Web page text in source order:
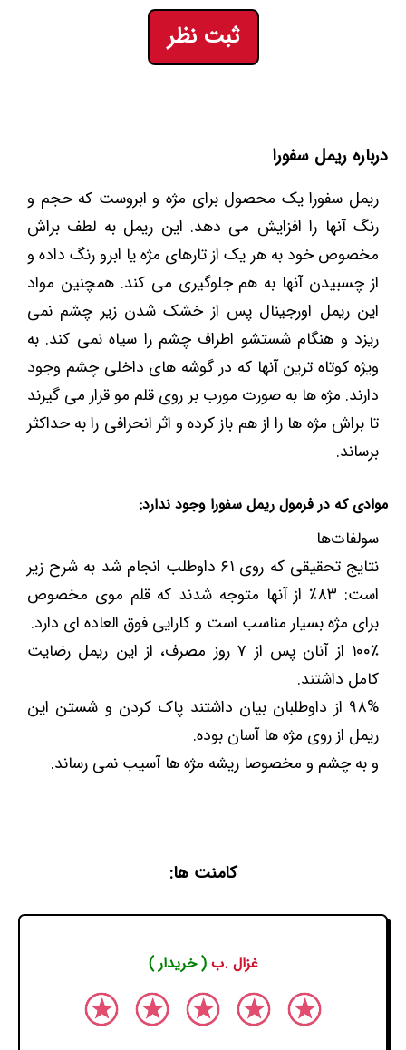
ثبت نظر
درباره ریمل سفورا
ریمل سفورا یک محصول برای مژه و ابروست که حجم و
رنگ آنها را افزایش می دهد. این ریمل به لطف براش
مخصوص خود به هر یک از تارهای مژه یا ابرو رنگ داده و
از چسبیدن آنها به هم جلوگیری می کند. همچنین مواد
این ریمل اورجینال پس از خشک شدن زیر چشم نمی
ریزد و هنگام شستشو اطراف چشم را سیاه نمی کند. به
ویژه کوتاه ترین آنها که در گوشه های داخلی چشم وجود
دارند. مژه ها به صورت مورب بر روی قلم مو قرار می گیرند
تا براش مژه ها را از هم باز کرده و اثر انحرافی را به حداکثر
برساند.
موادی که در فرمول ریمل سفورا وجود ندارد:
سولفات‌ها
نتایج تحقیقی که روی ۶۱ داوطلب انجام شد به شرح زیر
است: ۸۳٪ از آنها متوجه شدند که قلم موی مخصوص
برای مژه بسیار مناسب است و کارایی فوق العاده ای دارد.
۱۰۰٪ از آنان پس از ۷ روز مصرف، از این ریمل رضایت
کامل داشتند.
۹۸% از داوطلبان بیان داشتند پاک کردن و شستن این
ریمل از روی مژه ها آسان بوده.
و به چشم و مخصوصا ریشه مژه ها آسیب نمی رساند.
کامنت ها:
غزال .ب( خریدار )